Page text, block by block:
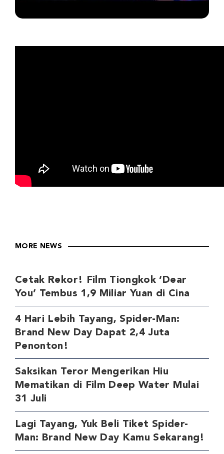
MORE NEWS
Cetak Rekor! Film Tiongkok ‘Dear
You’ Tembus 1,9 Miliar Yuan di Cina
4 Hari Lebih Tayang, Spider-Man:
Brand New Day Dapat 2,4 Juta
Penonton!
Saksikan Teror Mengerikan Hiu
Mematikan di Film Deep Water Mulai
31 Juli
Lagi Tayang, Yuk Beli Tiket Spider-
Man: Brand New Day Kamu Sekarang!